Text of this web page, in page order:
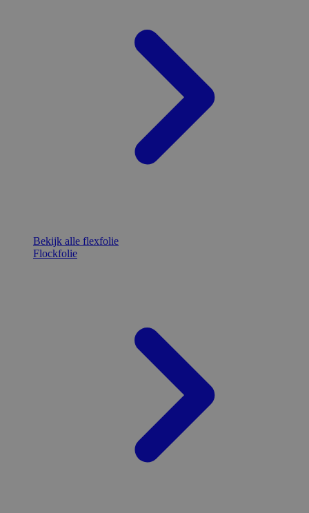
Bekijk alle flexfolie
Flockfolie